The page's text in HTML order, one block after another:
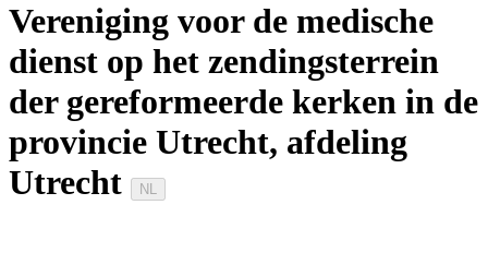
Vereniging voor de medische
dienst op het zendingsterrein
der gereformeerde kerken in de
provincie Utrecht, afdeling
Utrecht
NL